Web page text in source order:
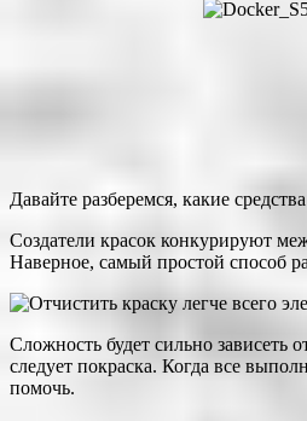
Давайте разберемся, какие
Создатели красок конкурируют
Наверное, самый простой способ
Сложность будет сильно зависеть
следует покраска. Когда все
помочь.